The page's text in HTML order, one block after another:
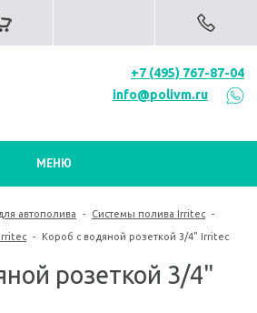
+7 (495) 767-87-04
info@polivm.ru
МЕНЮ
автополива - Системы полива Irritec -
- Короб с водяной розеткой 3/4" Irritec
розеткой 3/4"